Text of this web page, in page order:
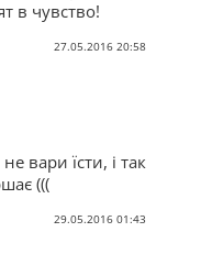
в чувство!
27.05.2016 20:58
вари їсти, і так
(((
29.05.2016 01:43